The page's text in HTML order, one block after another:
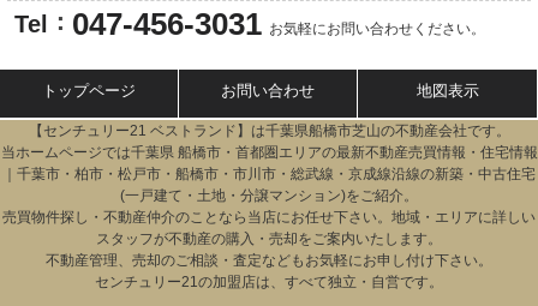
Tel ： 047-456-3031 お気軽にお問い合わせください。
トップページ お問い合わせ 地図表示
【センチュリー21 ベストランド】は千葉県船橋市芝山の不動産会社です。
当ホームページでは千葉県 船橋市・首都圏エリアの最新不動産売買情報・住宅情報
｜千葉市・柏市・松戸市・船橋市・市川市・総武線・京成線沿線の新築・中古住宅
(一戸建て・土地・分譲マンション)をご紹介。
売買物件探し・不動産仲介のことなら当店にお任せ下さい。地域・エリアに詳しい
スタッフが不動産の購入・売却をご案内いたします。
不動産管理、売却のご相談・査定などもお気軽にお申し付け下さい。
センチュリー21の加盟店は、すべて独立・自営です。